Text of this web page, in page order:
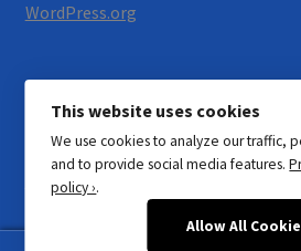
WordPress.org
© Motorrad Neumann 2026
Datenschutzerklärung
Erstellt
This website uses cookies
We use cookies to analyze our traffic,
and to provide social media features.
policy ›.
Allow All